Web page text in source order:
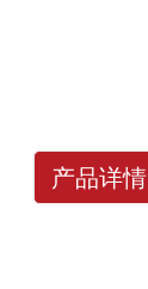
产品详情